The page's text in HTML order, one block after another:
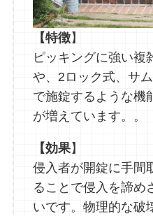
【特徴】
ピッキングに強い複
や、2ロック式、サ
で施錠するような機
が増えています。。
【効果】
侵入者が開錠に手間
ることで侵入を諦め
いです。物理的な破